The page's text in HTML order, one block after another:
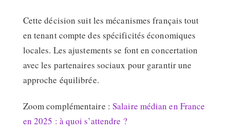
Cette décision suit les mécanismes français tout
en tenant compte des spécificités économiques
locales. Les ajustements se font en concertation
avec les partenaires sociaux pour garantir une
approche équilibrée.
Zoom complémentaire : Salaire médian en France
en 2025 : à quoi s’attendre ?